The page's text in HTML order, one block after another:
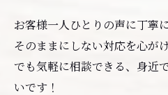
お客様一人ひとりの声に丁寧
そのままにしない対応を心が
でも気軽に相談できる、身近
いです！